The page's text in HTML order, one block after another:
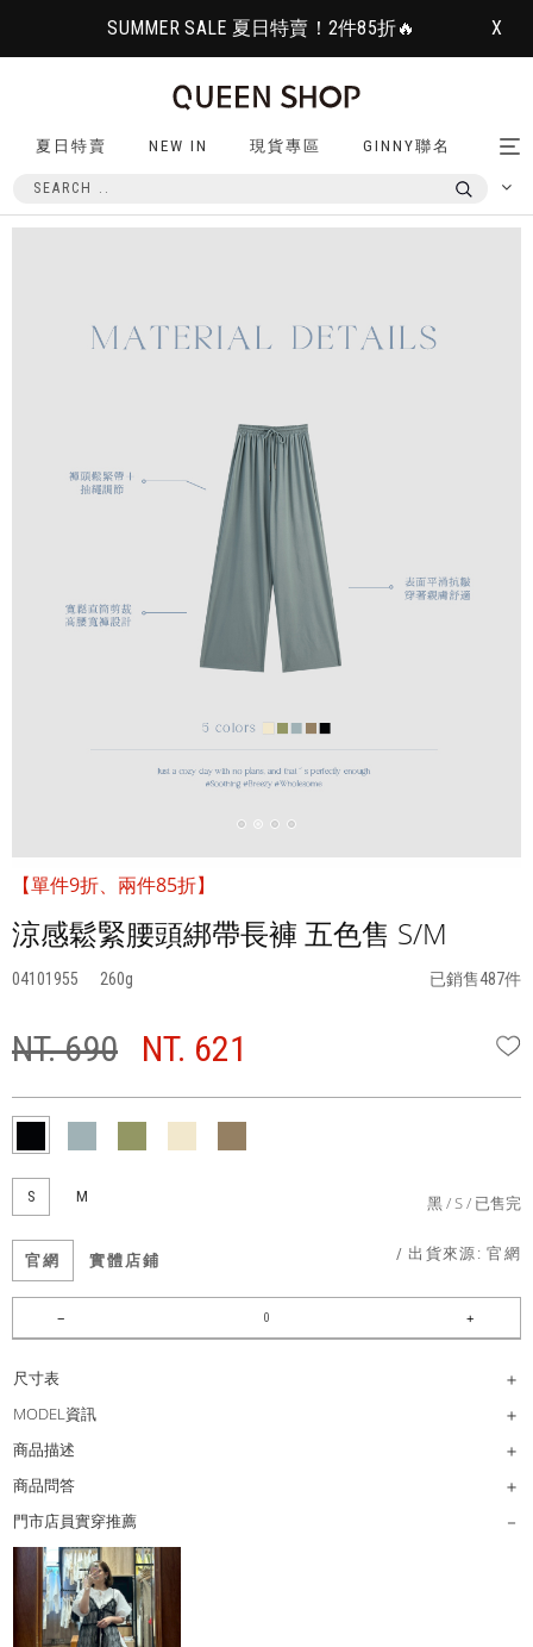
SUMMER SALE 夏日特賣！2件85折🔥 X
夏日特賣 NEW IN 現貨專區 GINNY聯名
【單件9折、兩件85折】
涼感鬆緊腰頭綁帶長褲 五色售 S/M
04101955 260 已銷售487件
NT. 690 NT. 621
S M 黑 S 已售完
官網 實體店鋪 / 出貨來源:官網
尺寸表
MODEL資訊
商品描述
商品問答
門市店員實穿推薦